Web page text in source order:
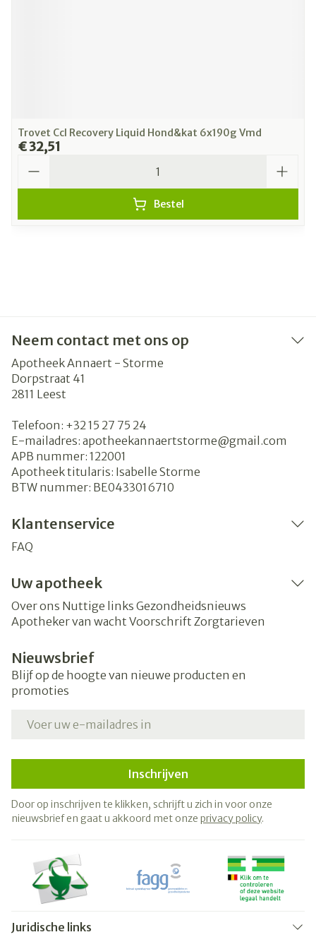
Trovet Ccl Recovery Liquid Hond&kat 6x190g Vmd
€ 32,51
Bestel
Neem contact met ons op
Apotheek Annaert - Storme
Dorpstraat 41
2811 Leest
Telefoon: +32 15 27 75 24
E-mailadres: apotheekannaertstorme@gmail.com
APB nummer: 122001
Apotheek titularis: Isabelle Storme
BTW nummer: BE0433016710
Klantenservice
FAQ
Uw apotheek
Over ons Nuttige links Gezondheidsnieuws
Apotheker van wacht Voorschrift Zorgtarieven
Nieuwsbrief
Blijf op de hoogte van nieuwe producten en
promoties
Inschrijven
Door op inschrijven te klikken, schrijft u zich in voor onze
nieuwsbrief en gaat u akkoord met onze privacy policy.
Juridische links